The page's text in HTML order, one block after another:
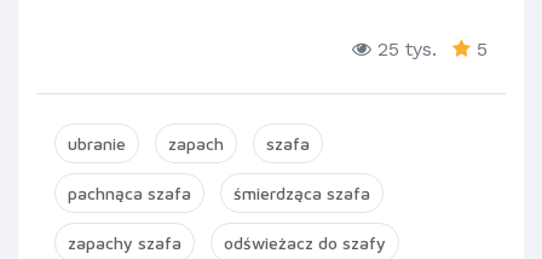
25 tys. 5
ubranie zapach szafa
pachnąca szafa śmierdząca szafa
zapachy szafa odświeżacz do szafy